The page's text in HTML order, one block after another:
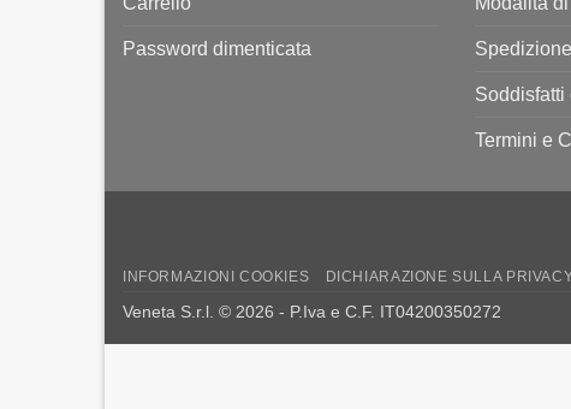
Password dimenticata
Soddisfatti
Termini e
INFORMAZIONI COOKIES DICHIARAZIONE SULLA
Veneta S.r.l. © 2026 - P.Iva e C.F. IT04200350272